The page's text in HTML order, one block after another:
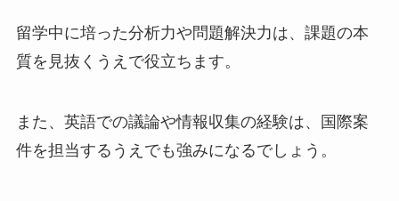
留学中に培った分析力や問題解決力は、課題の本
質を見抜くうえで役立ちます。
また、英語での議論や情報収集の経験は、国際案
件を担当するうえでも強みになるでしょう。